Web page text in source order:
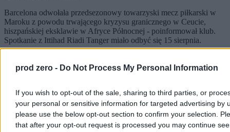
prod zero - Do Not Process My Personal Information
If you wish to opt-out of the sale, sharing to third parties, or
your personal or sensitive information for targeted advertising by
please use the below opt-out section to confirm your selection.
that after your opt-out request is processed you may continue
Barcelona odwołała przedsezonowy towarzyski mecz piłkarski w
Maroku z powodu trwającego kryzysu granicznego w Ceucie,
hiszpańskiej eksklawie w Afryce Północnej - poinformował klub.
Spotkanie z Ittihad Riadi Tanger miało odbyć się 15 sierpnia.
Dzisiaj 13:18
2 min
Kraj